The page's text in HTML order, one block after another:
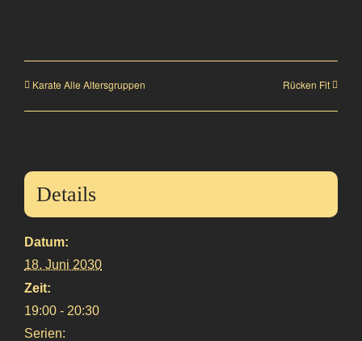
Karate Alle Altersgruppen Rücken Fit
Details
Datum:
18. Juni 2030
Zeit:
19:00 - 20:30
Serien: